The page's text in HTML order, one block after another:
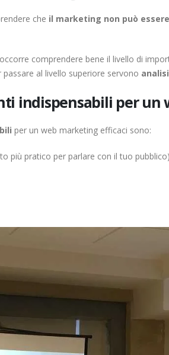
che il marketing non può
comprendere bene il livello di
al livello superiore servono
indispensabili per un
per un web marketing efficaci sono:
più pratico per parlare con il tuo pubblico)